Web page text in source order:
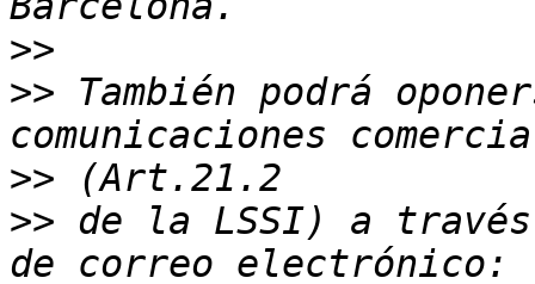
>>
>> También podrá
>>
>> de la LSSI) a